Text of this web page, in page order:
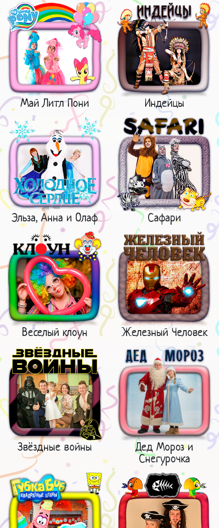
Май Литл Пони Индейцы
Эльза, Анна и Олаф Сафари
Веселый клоун Железный Человек
Звёздные войны
Дед Мороз и
Снегурочка